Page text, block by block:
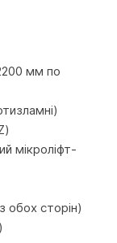
мм по
мікроліфт-
обох сторін)